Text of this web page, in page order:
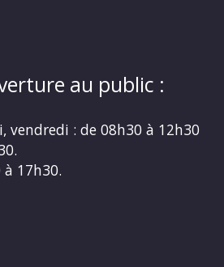
au public :
vendredi : de 08h30 à 12h30
17h30.